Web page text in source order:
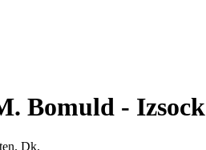
Bomuld - Izsock
Dk.